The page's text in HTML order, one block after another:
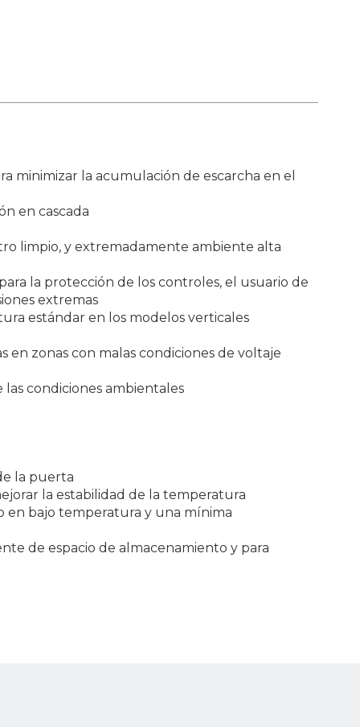
minimizar la acumulación de escarcha en el
en cascada
limpio, y extremadamente ambiente alta
la protección de los controles, el usuario de
extremas
estándar en los modelos verticales
en zonas con malas condiciones de voltaje
condiciones ambientales
la puerta
la estabilidad de la temperatura
en bajo temperatura y una mínima
de espacio de almacenamiento y para